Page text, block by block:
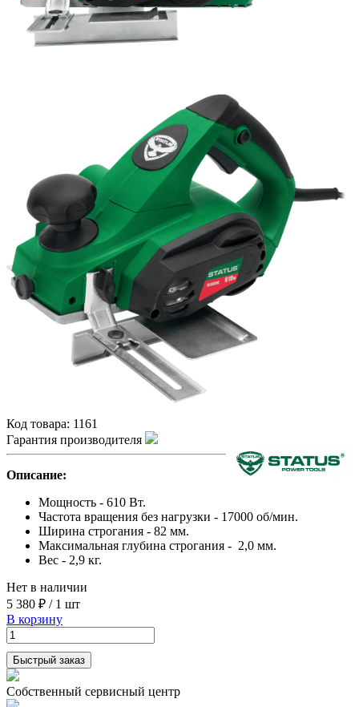
Код товара: 1161
Гарантия производителя
Описание:
Мощность - 610 Вт.
Частота вращения без нагрузки - 17000 об/мин.
Ширина строгания - 82 мм.
Максимальная глубина строгания - 2,0 мм.
Вес - 2,9 кг.
Нет в наличии
5 380 ₽ / 1 шт
В корзину
Быстрый заказ
Собственный сервисный центр